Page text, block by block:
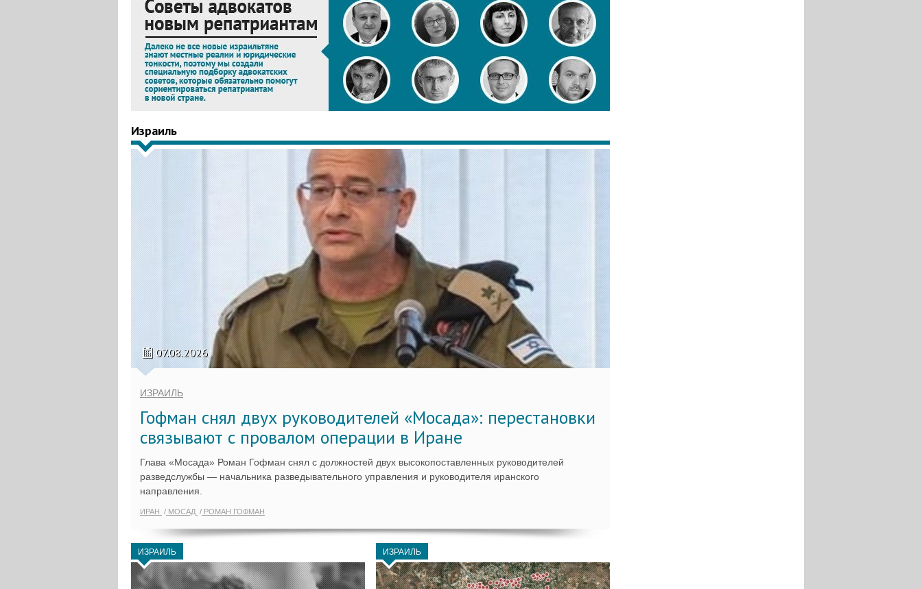
Израиль
07.08.2026
ИЗРАИЛЬ
Гофман снял двух руководителей «Мосада»: перестановки
связывают с провалом операции в Иране
Глава «Мосада» Роман Гофман снял с должностей двух высокопоставленных руководителей
разведслужбы — начальника разведывательного управления и руководителя иранского
направления.
ИРАН МОСАД РОМАН ГОФМАН
ИЗРАИЛЬ ИЗРАИЛЬ